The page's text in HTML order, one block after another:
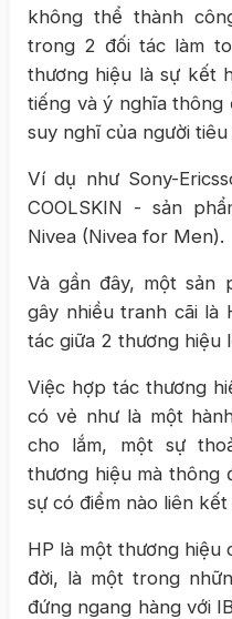
không thể thành
trong 2 đối tác làm
thương hiệu là sự kết
tiếng và ý nghĩa
suy nghĩ của người tiêu
Ví dụ như Sony-
COOLSKIN - sản
Nivea (Nivea for Men).
Và gần đây, một sản
gây nhiều tranh cãi là
tác giữa 2 thương hiệu
Việc hợp tác thương
có vẻ như là một
cho lắm, một sự
thương hiệu mà thông
sự có điểm nào liên kết
HP là một thương hiệu
đời, là một trong
đứng ngang hàng với